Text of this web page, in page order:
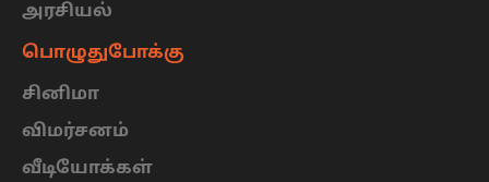
அரசியல்
பொழுதுபோக்கு
சினிமா
விமர்சனம்
வீடியோக்கள்